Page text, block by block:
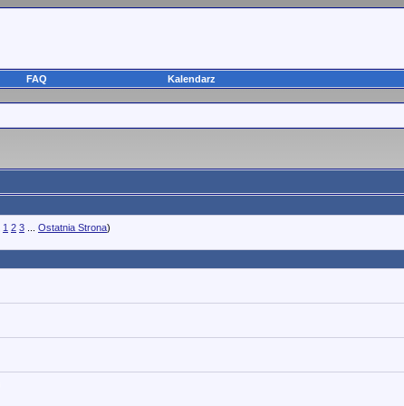
FAQ Kalendarz
1 2 3 Ostatnia Strona)